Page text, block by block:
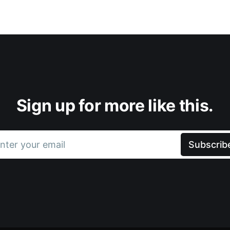
Sign up for more like this.
your email